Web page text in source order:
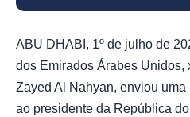
ABU DHABI, 1º de julho de
dos Emirados Árabes Unidos,
Zayed Al Nahyan, enviou
ao presidente da República